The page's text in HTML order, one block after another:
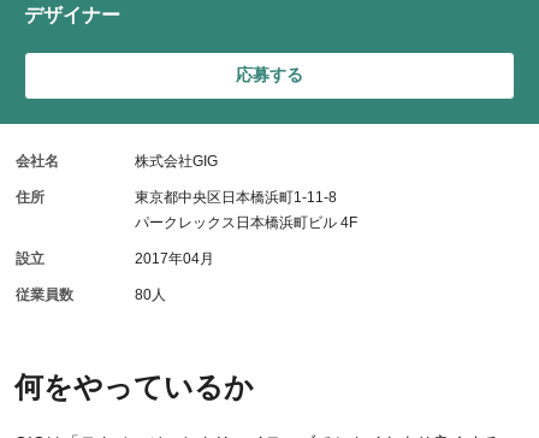
何をやっているか
デザイナー
応募する
会社名 株式会社GIG
住所
東京都中央区日本橋浜町1-11-8
パークレックス日本橋浜町ビル 4F
設立 2017年04月
従業員数 80人